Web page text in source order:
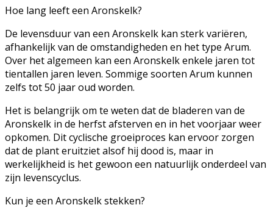
Hoe lang leeft een Aronskelk?
De levensduur van een Aronskelk kan sterk variëren,
afhankelijk van de omstandigheden en het type Arum.
Over het algemeen kan een Aronskelk enkele jaren tot
tientallen jaren leven. Sommige soorten Arum kunnen
zelfs tot 50 jaar oud worden.
Het is belangrijk om te weten dat de bladeren van de
Aronskelk in de herfst afsterven en in het voorjaar weer
opkomen. Dit cyclische groeiproces kan ervoor zorgen
dat de plant eruitziet alsof hij dood is, maar in
werkelijkheid is het gewoon een natuurlijk onderdeel van
zijn levenscyclus.
Kun je een Aronskelk stekken?